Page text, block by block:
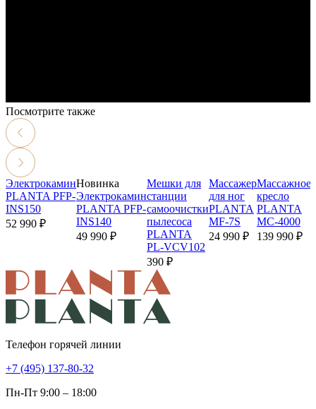
Посмотрите также
Электрокамин
PLANTA PFP-
INS150
52 990 ₽
Новинка
Электрокамин
PLANTA PFP-
INS140
49 990 ₽
Мешки для
станции
самоочистки
пылесоса
PLANTA
PL-VCV102
390 ₽
Массажер
для ног
PLANTA
MF-7S
24 990 ₽
Массажное
кресло
PLANTA
MC-4000
139 990 ₽
Телефон горячей линии
+7 (495) 137-80-32
Пн-Пт 9:00 – 18:00